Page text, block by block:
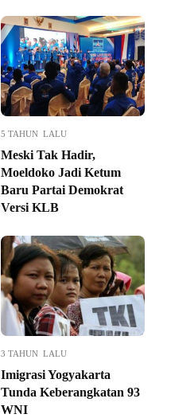
5 TAHUN LALU
Meski Tak Hadir,
Moeldoko Jadi Ketum
Baru Partai Demokrat
Versi KLB
3 TAHUN LALU
Imigrasi Yogyakarta
Tunda Keberangkatan 93
WNI